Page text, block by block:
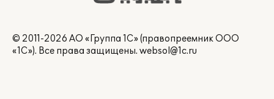
© 2011-2026 АО «Группа 1С» (правопреемник ООО
«1С»). Все права защищены. websol@1c.ru